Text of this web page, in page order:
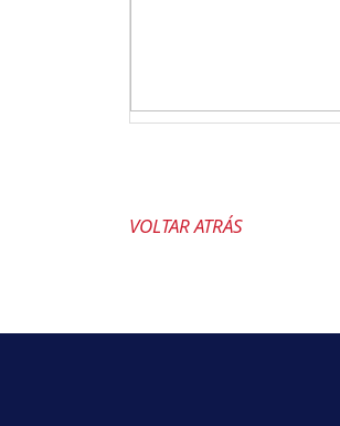
VOLTAR ATRÁS